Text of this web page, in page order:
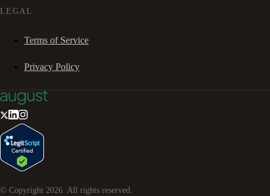
LEGAL
Terms of Service
Privacy Policy
© Copyright 2026. All rights reserved.